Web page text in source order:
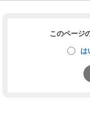
このページ
は